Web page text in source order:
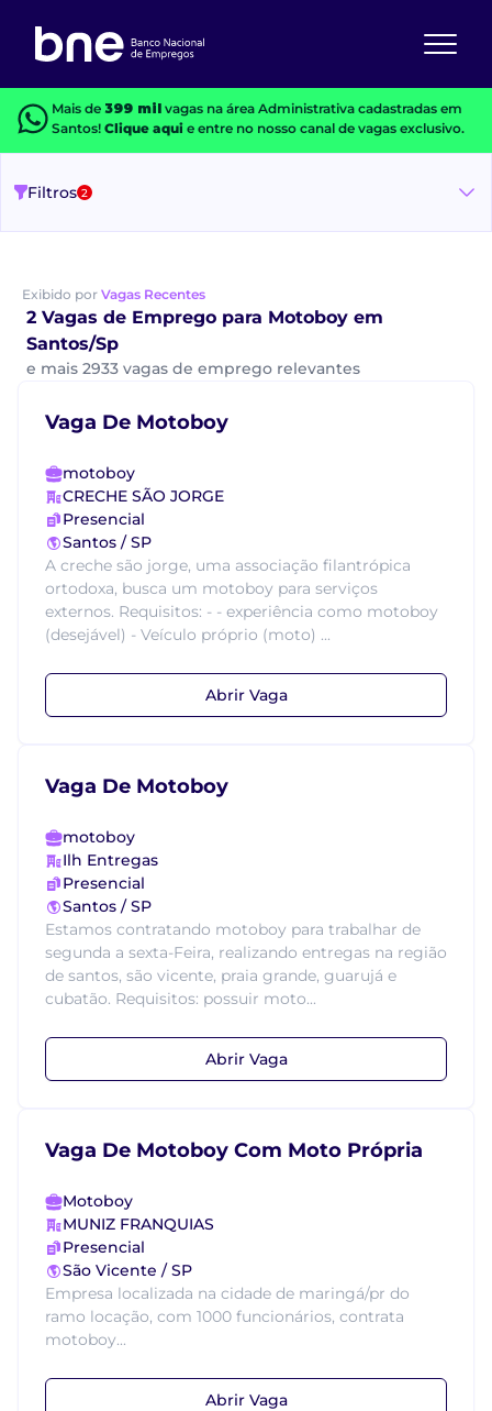
Mais de 399 milvagas na área Administrativa cadastradas em
Santos! Clique aquie entre no nosso canal de vagas exclusivo.
Filtros 2
Exibido por Vagas Recentes
2 Vagas de Emprego para Motoboy em
Santos/Sp
e mais 2933 vagas de emprego relevantes
Vaga De Motoboy
motoboy
CRECHE SÃO JORGE
Presencial
Santos / SP
A creche são jorge, uma associação filantrópica
ortodoxa, busca um motoboy para serviços
externos. Requisitos: - - experiência como motoboy
(desejável) - Veículo próprio (moto) ...
Abrir Vaga
Vaga De Motoboy
motoboy
Ilh Entregas
Presencial
Santos / SP
Estamos contratando motoboy para trabalhar de
segunda a sexta-Feira, realizando entregas na região
de santos, são vicente, praia grande, guarujá e
cubatão. Requisitos: possuir moto...
Abrir Vaga
Vaga De Motoboy Com Moto Própria
Motoboy
MUNIZ FRANQUIAS
Presencial
São Vicente / SP
Empresa localizada na cidade de maringá/pr do
ramo locação, com 1000 funcionários, contrata
motoboy...
Abrir Vaga